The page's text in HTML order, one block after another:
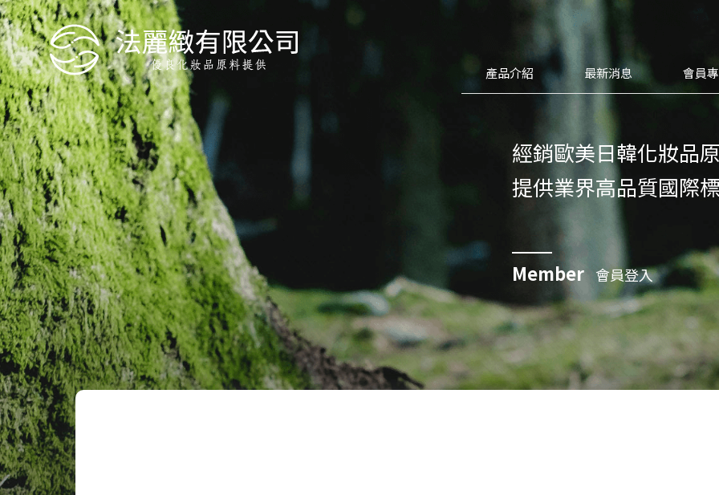
產品介紹 最新消息 會員
經銷歐美日韓化妝品
提供業界高品質國際
Member 會員登入